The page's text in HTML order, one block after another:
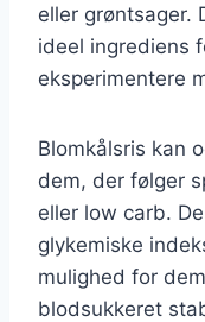
eller grøntsager.
ideel ingrediens
eksperimentere
Blomkålsris kan
dem, der følger
eller low carb.
glykemiske
mulighed for
blodsukkeret